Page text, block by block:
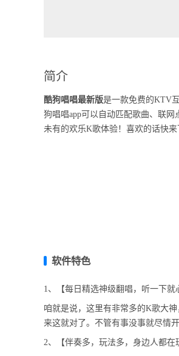
简介
酷狗唱唱最新版是一款免费的KTV
狗唱唱app可以自动匹配歌曲、联
未有的欢乐K歌体验！喜欢的话快来
软件特色
1、【每日精选神级翻唱，听一下就
咱就是说，这里有非常多的K歌大
来这就对了。不管有事没事就尽情
2、【伴奏多，玩法多，身边人都在